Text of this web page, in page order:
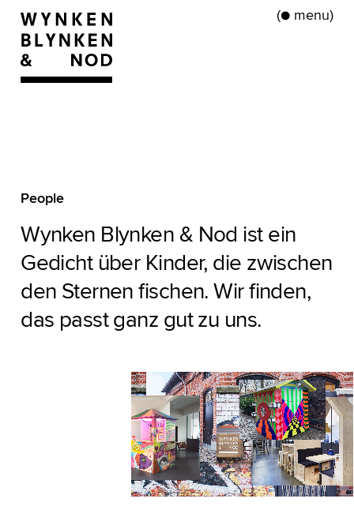
(● )
People
Wynken Blynken & Nod ist ein
Gedicht über Kinder, die zwischen
den Sternen fischen. Wir finden,
das passt ganz gut zu uns.